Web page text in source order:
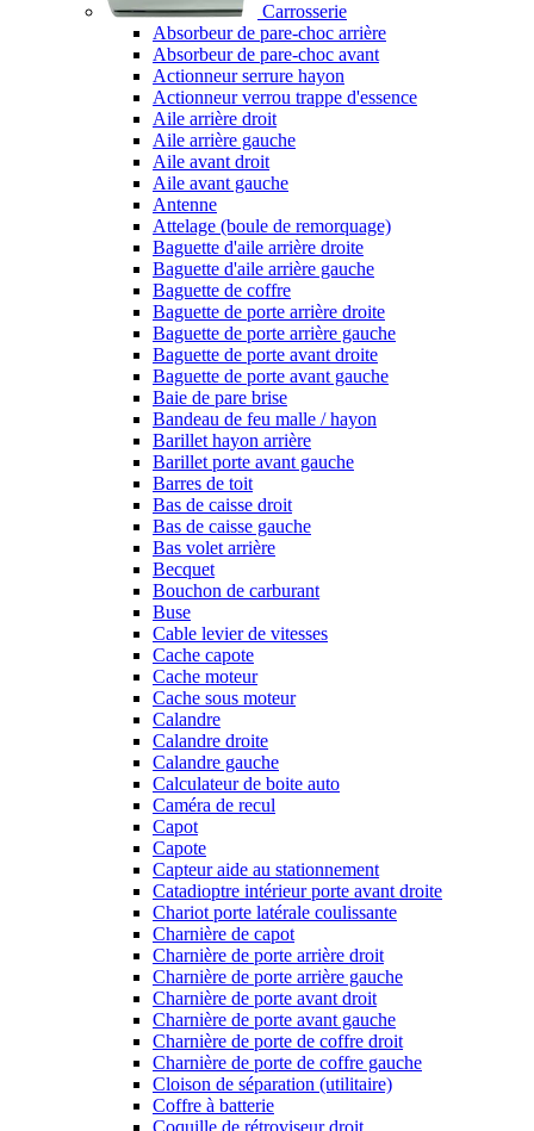
Carrosserie
Absorbeur de pare-choc arrière
Absorbeur de pare-choc avant
Actionneur serrure hayon
Actionneur verrou trappe d'essence
Aile arrière droit
Aile arrière gauche
Aile avant droit
Aile avant gauche
Antenne
Attelage (boule de remorquage)
Baguette d'aile arrière droite
Baguette d'aile arrière gauche
Baguette de coffre
Baguette de porte arrière droite
Baguette de porte arrière gauche
Baguette de porte avant droite
Baguette de porte avant gauche
Baie de pare brise
Bandeau de feu malle / hayon
Barillet hayon arrière
Barillet porte avant gauche
Barres de toit
Bas de caisse droit
Bas de caisse gauche
Bas volet arrière
Becquet
Bouchon de carburant
Buse
Cable levier de vitesses
Cache capote
Cache moteur
Cache sous moteur
Calandre
Calandre droite
Calandre gauche
Calculateur de boite auto
Caméra de recul
Capot
Capote
Capteur aide au stationnement
Catadioptre intérieur porte avant droite
Chariot porte latérale coulissante
Charnière de capot
Charnière de porte arrière droit
Charnière de porte arrière gauche
Charnière de porte avant droit
Charnière de porte avant gauche
Charnière de porte de coffre droit
Charnière de porte de coffre gauche
Cloison de séparation (utilitaire)
Coffre à batterie
Coquille de rétroviseur droit